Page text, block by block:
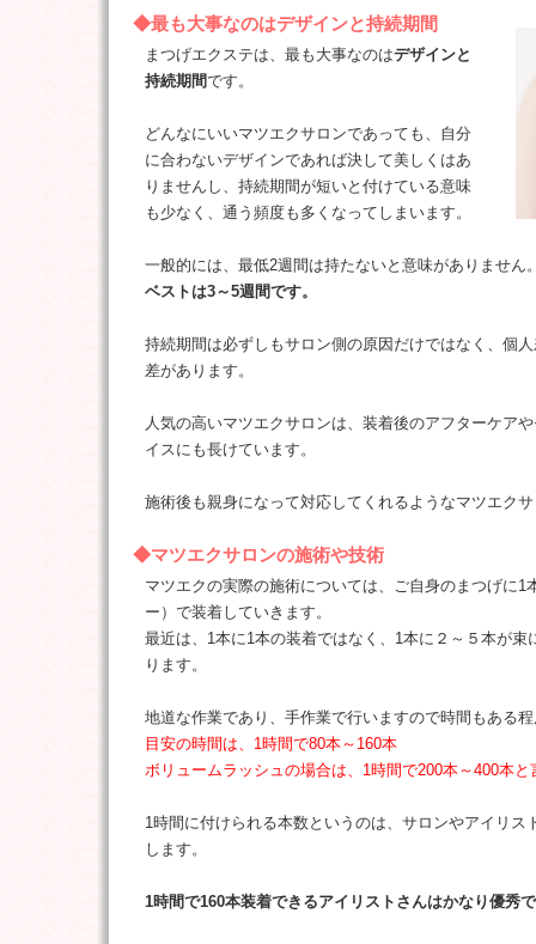
◆最も大事なのはデザインと持続期間
まつげエクステは、最も大事なのはデザインと
持続期間です。
どんなにいいマツエクサロンであっても、自分
に合わないデザインであれば決して美しくはあ
りませんし、持続期間が短いと付けている意味
も少なく、通う頻度も多くなってしまいます。
一般的には、最低2週間は持たないと意味がありません
ベストは3～5週間です。
持続期間は必ずしもサロン側の原因だけではなく、個
差があります。
人気の高いマツエクサロンは、装着後のアフターケア
イスにも長けています。
施術後も親身になって対応してくれるようなマツエク
◆マツエクサロンの施術や技術
マツエクの実際の施術については、ご自身のまつげに1
ー）で装着していきます。
最近は、1本に1本の装着ではなく、1本に２～５本が
ります。
地道な作業であり、手作業で行いますので時間もある
目安の時間は、1時間で80本～160本
ボリュームラッシュの場合は、1時間で200本～400本と
1時間に付けられる本数というのは、サロンやアイリス
します。
1時間で160本装着できるアイリストさんはかなり優秀